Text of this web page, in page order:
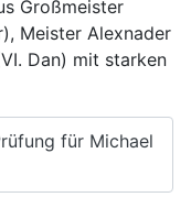
Großmeister
Meister Alexnader
Dan) mit starken
für Michael